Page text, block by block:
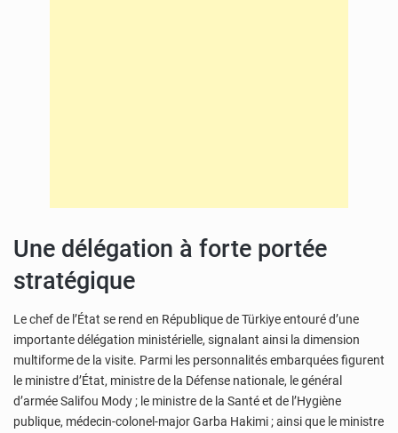
Une délégation à forte portée
stratégique
Le chef de l’État se rend en République de Türkiye entouré d’une
importante délégation ministérielle, signalant ainsi la dimension
multiforme de la visite. Parmi les personnalités embarquées figurent
le ministre d’État, ministre de la Défense nationale, le général
d’armée Salifou Mody ; le ministre de la Santé et de l’Hygiène
publique, médecin-colonel-major Garba Hakimi ; ainsi que le ministre